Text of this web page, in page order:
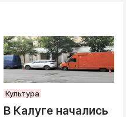
Культура
В Калуге начались